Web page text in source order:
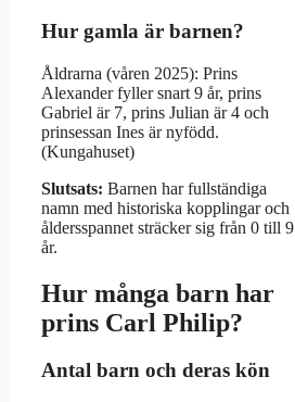
Hur gamla är barnen?
Åldrarna (våren 2025): Prins
Alexander fyller snart 9 år, prins
Gabriel är 7, prins Julian är 4 och
prinsessan Ines är nyfödd.
(Kungahuset)
Slutsats: Barnen har fullständiga
namn med historiska kopplingar och
åldersspannet sträcker sig från 0 till 9
år.
Hur många barn har
prins Carl Philip?
Antal barn och deras kön